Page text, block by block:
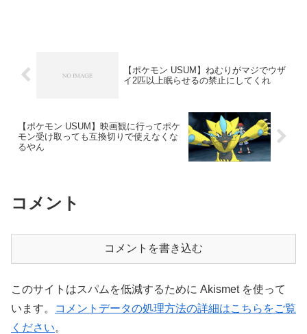
【ポケモン USUM】ねむりがマジでウザ
イ2匹以上眠らせるの禁止にしてくれ
【ポケモン USUM】映画観に行ってポケ
モン受け取っても互換切りで使えなくな
るやん
コメント
コメントを書き込む
このサイトはスパムを低減するために Akismet を使って
います。
コメントデータの処理方法の詳細はこちらをご覧
ください。